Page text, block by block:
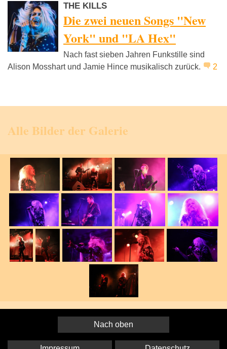
THE KILLS
Die zwei neuen Songs "New
York" und "LA Hex"
Nach fast sieben Jahren Funkstille sind
Alison Mosshart und Jamie Hince musikalisch zurück.
2
Alle Bilder der Galerie
Nach oben